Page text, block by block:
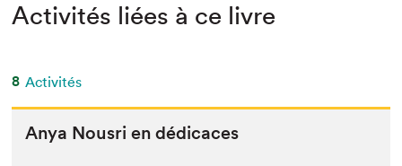
Activités liées à ce livre
8 Activités
Anya Nous­ri en dédicaces